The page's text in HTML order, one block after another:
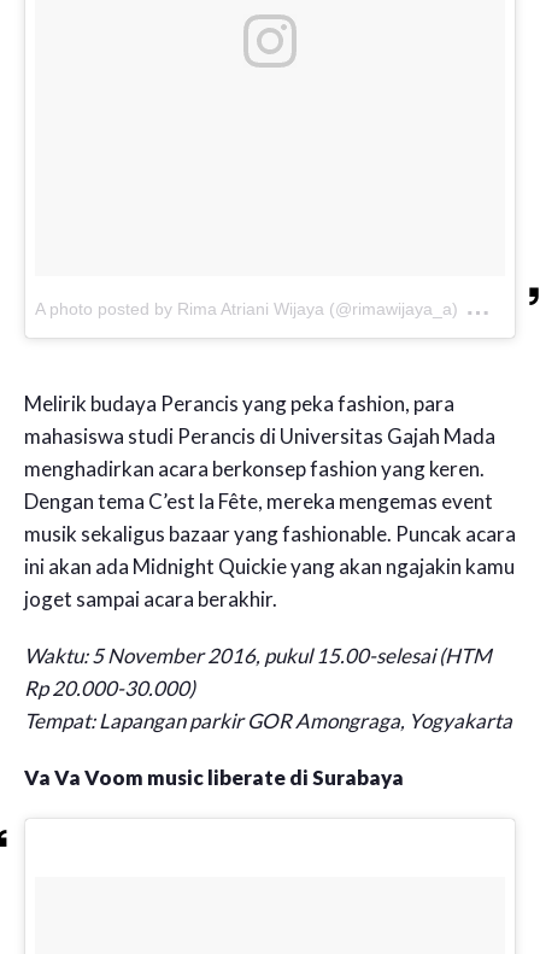
A photo posted by Rima Atriani Wijaya (@rimawijaya_a)
Melirik budaya Perancis yang peka fashion, para
mahasiswa studi Perancis di Universitas Gajah Mada
menghadirkan acara berkonsep fashion yang keren.
Dengan tema C’est la Fête, mereka mengemas event
musik sekaligus bazaar yang fashionable. Puncak acara
ini akan ada Midnight Quickie yang akan ngajakin kamu
joget sampai acara berakhir.
Waktu: 5 November 2016, pukul 15.00-selesai (HTM
Rp 20.000-30.000)
Tempat: Lapangan parkir GOR Amongraga, Yogyakarta
Va Va Voom music liberate di Surabaya